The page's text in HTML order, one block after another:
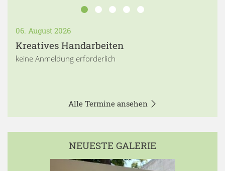
06. August 2026
Kreatives Handarbeiten
keine Anmeldung erforderlich
Alle Termine ansehen
NEUESTE GALERIE